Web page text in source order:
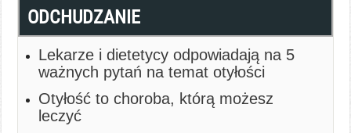
ODCHUDZANIE
Lekarze i dietetycy odpowiadają na 5
ważnych pytań na temat otyłości
Otyłość to choroba, którą możesz
leczyć